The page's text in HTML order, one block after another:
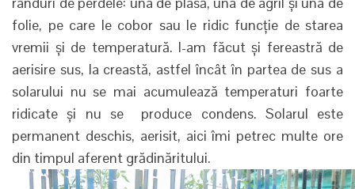
folie, pe care le cobor sau le ridic funcție de starea
vremii și de temperatură. I-am făcut și fereastră de
aerisire sus, la creastă, astfel încât în partea de sus a
solarului nu se mai acumulează temperaturi foarte
ridicate și nu se produce condens. Solarul este
permanent deschis, aerisit, aici îmi petrec multe ore
din timpul aferent grădinăritului.